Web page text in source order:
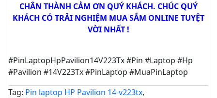
CHÂN THÀNH CẢM ƠN QUÝ KHÁCH. CHÚC QUÝ
KHÁCH CÓ TRẢI NGHIỆM MUA SẮM ONLINE TUYỆT
VỜI NHẤT !
#PinLaptopHpPavilion14V223Tx #Pin #Laptop #Hp
#Pavilion #14V223Tx #PinLaptop #MuaPinLaptop
Tag: Pin laptop HP Pavilion 14-v223tx,